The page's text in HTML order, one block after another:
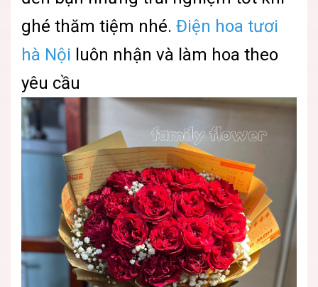
ghé thăm tiệm nhé. Điện hoa tươi
hà Nội luôn nhận và làm hoa theo
yêu cầu